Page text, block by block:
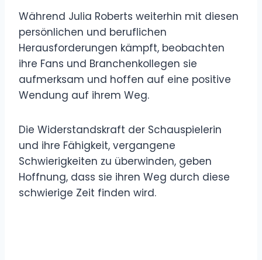
Während Julia Roberts weiterhin mit diesen
persönlichen und beruflichen
Herausforderungen kämpft, beobachten
ihre Fans und Branchenkollegen sie
aufmerksam und hoffen auf eine positive
Wendung auf ihrem Weg.
Die Widerstandskraft der Schauspielerin
und ihre Fähigkeit, vergangene
Schwierigkeiten zu überwinden, geben
Hoffnung, dass sie ihren Weg durch diese
schwierige Zeit finden wird.